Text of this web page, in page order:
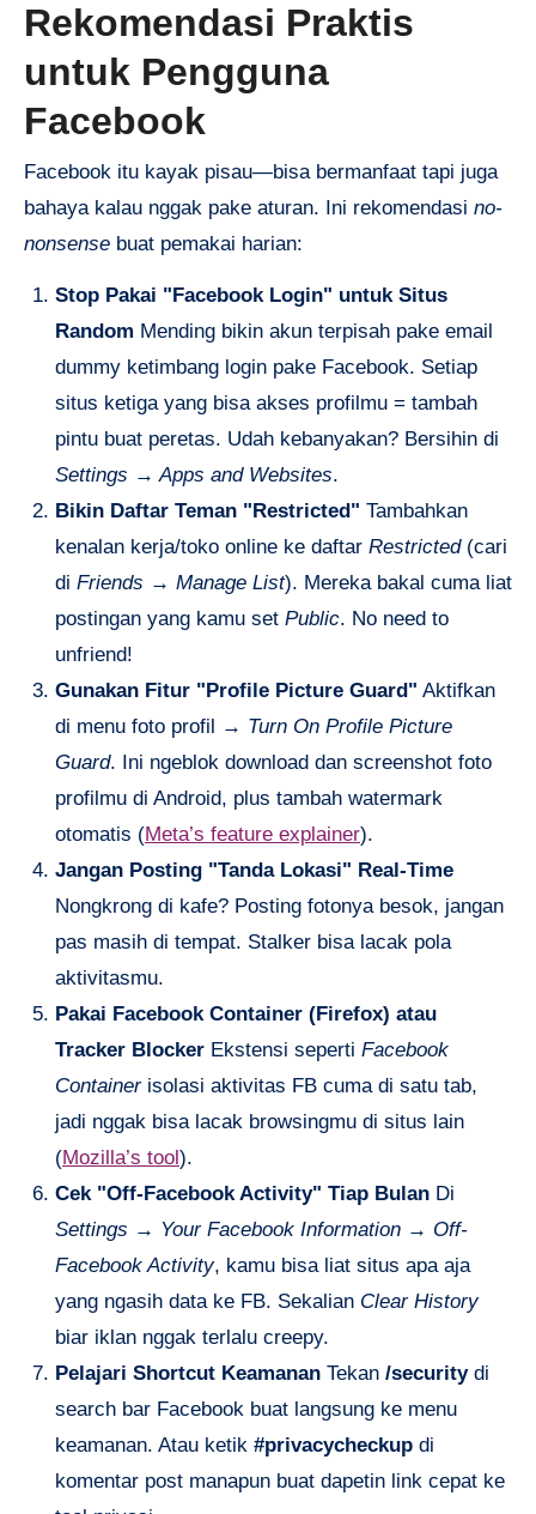
Rekomendasi Praktis
untuk Pengguna
Facebook
Facebook itu kayak pisau—bisa bermanfaat tapi juga
bahaya kalau nggak pake aturan. Ini rekomendasi no-
nonsense buat pemakai harian:
Stop Pakai "Facebook Login" untuk Situs
Random Mending bikin akun terpisah pake email
dummy ketimbang login pake Facebook. Setiap
situs ketiga yang bisa akses profilmu = tambah
pintu buat peretas. Udah kebanyakan? Bersihin di
Settings → Apps and Websites.
Bikin Daftar Teman "Restricted" Tambahkan
kenalan kerja/toko online ke daftar Restricted(cari
di Friends → Manage List). Mereka bakal cuma liat
postingan yang kamu set Public. No need to
unfriend!
Gunakan Fitur "Profile Picture Guard" Aktifkan
di menu foto profil → Turn On Profile Picture
Guard. Ini ngeblok download dan screenshot foto
profilmu di Android, plus tambah watermark
otomatis (Meta’s feature explainer).
Jangan Posting "Tanda Lokasi" Real-Time
Nongkrong di kafe? Posting fotonya besok, jangan
pas masih di tempat. Stalker bisa lacak pola
aktivitasmu.
Pakai Facebook Container (Firefox) atau
Tracker Blocker Ekstensi seperti Facebook
Containerisolasi aktivitas FB cuma di satu tab,
jadi nggak bisa lacak browsingmu di situs lain
(Mozilla’s tool).
Cek "Off-Facebook Activity" Tiap Bulan Di
Settings → Your Facebook Information → Off-
Facebook Activity, kamu bisa liat situs apa aja
yang ngasih data ke FB. Sekalian Clear History
biar iklan nggak terlalu creepy.
Pelajari Shortcut Keamanan Tekan /securitydi
search bar Facebook buat langsung ke menu
keamanan. Atau ketik #privacycheckup di
komentar post manapun buat dapetin link cepat ke